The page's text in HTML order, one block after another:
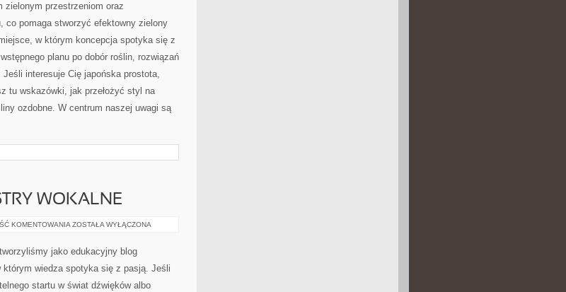
zielonym przestrzeniom oraz
co pomaga stworzyć efektowny zielony
w którym koncepcja spotyka się z
planu po dobór roślin, rozwiązań
Jeśli interesuje Cię japońska prostota,
tu wskazówki, jak przełożyć styl na
ozdobne. W centrum naszej uwagi są
WOKALNE
KOMENTOWANIA RODZAJE
REJESTRY
WOKALNE
ZOSTAŁA WYŁĄCZONA
jako edukacyjny blog
którym wiedza spotyka się z pasją. Jeśli
startu w świat dźwięków albo